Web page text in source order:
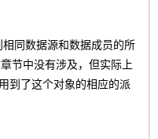
同数据源和数据成员的所
节中没有涉及，但实际上
到了这个对象的相应的派